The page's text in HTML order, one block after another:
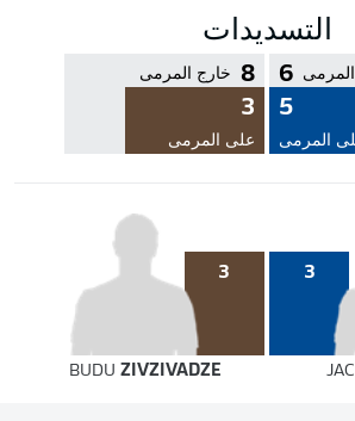
التسديدات
6
5
المرمى
8 خارج المرمى
3
على المرمى
3
3
BUDU ZIVZIVADZE